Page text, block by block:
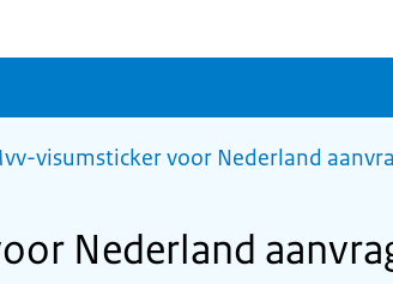
visumsticker voor Nederland
Nederland